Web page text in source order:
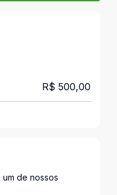
R$ 500,00
de nossos